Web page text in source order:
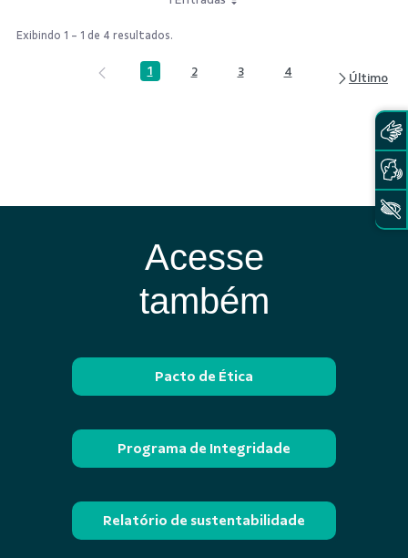
Exibindo 1 - 1 de 4 resultados.
Página
1 Página
2 Página
3 Página
4
Acesse
também
Pacto de Ética
Programa de Integridade
Relatório de sustentabilidade